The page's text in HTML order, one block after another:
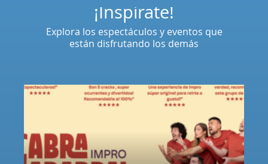
¡Inspírate!
Explora los espectáculos y eventos que
están disfrutando los demás